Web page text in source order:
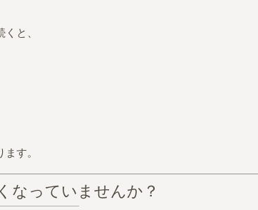
と、
す。
なっていませんか？